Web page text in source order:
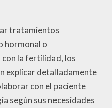
tratamientos
hormonal o
la fertilidad, los
explicar detalladamente
con el paciente
según sus necesidades